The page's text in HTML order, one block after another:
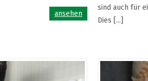
ansehen
sind auch für
Dies [...]